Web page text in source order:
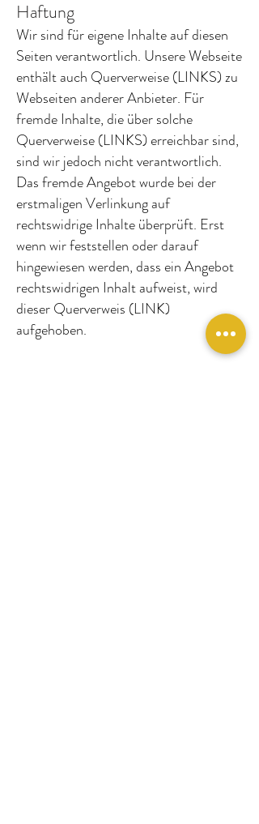
Haftung
Wir sind für eigene Inhalte auf diesen
Seiten verantwortlich. Unsere Webseite
enthält auch Querverweise (LINKS) zu
Webseiten anderer Anbieter. Für
fremde Inhalte, die über solche
Querverweise (LINKS) erreichbar sind,
sind wir jedoch nicht verantwortlich.
Das fremde Angebot wurde bei der
erstmaligen Verlinkung auf
rechtswidrige Inhalte überprüft. Erst
wenn wir feststellen oder darauf
hingewiesen werden, dass ein Angebot
rechtswidrigen Inhalt aufweist, wird
dieser Querverweis (LINK)
aufgehoben.